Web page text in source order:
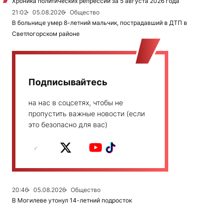
21:02
05.08.2026
Общество
В больнице умер 8-летний мальчик, пострадавший в ДТП в
Светлогорском районе
Подписывайтесь
на нас в соцсетях, чтобы не
пропустить важные новости (если
это безопасно для вас)
20:46 05.08.2026
Общество
В Могилеве утонул 14-летний подросток